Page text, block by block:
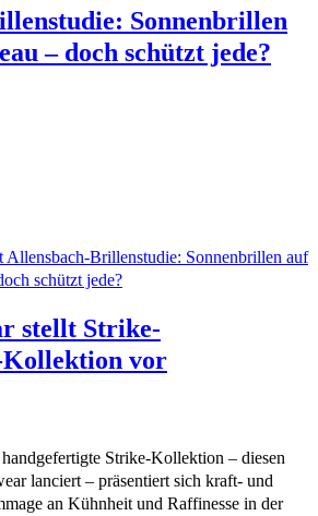
Sonnenbrillen
– doch schützt jede?
Allensbach-Brillenstudie: Sonnenbrillen auf
schützt jede?
stellt Strike-
Kollektion vor
Strike-Kollektion – diesen
lanciert – präsentiert sich kraft- und
an Kühnheit und Raffinesse in der